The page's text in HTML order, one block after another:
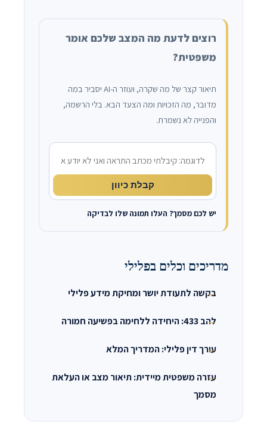
רוצים לדעת מה המצב שלכם אומר
משפטית?
תיאור קצר של מה שקרה, ועוזר ה-AI יסביר במה
מדובר, מה הזכויות ומה הצעד הבא. בלי הרשמה,
והפנייה לא נשמרת.
מה קרה?
קבלת כיוון
יש לכם מסמך? העלו תמונה שלו לבדיקה
מדריכים וכלים בפלילי
בקשה לתעודת יושר ומחיקת מידע פלילי
להב 433: היחידה ללחימה בפשיעה חמורה
עורך דין פלילי: המדריך המלא
עזרה משפטית מיידית: תיאור מצב או העלאת
מסמך